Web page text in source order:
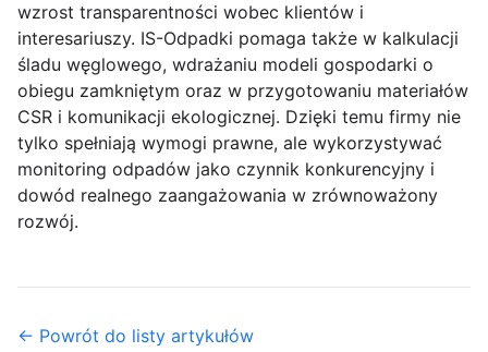
wzrost transparentności wobec klientów i
interesariuszy. IS-Odpadki pomaga także w kalkulacji
śladu węglowego, wdrażaniu modeli gospodarki o
obiegu zamkniętym oraz w przygotowaniu materiałów
CSR i komunikacji ekologicznej. Dzięki temu firmy nie
tylko spełniają wymogi prawne, ale wykorzystywać
monitoring odpadów jako czynnik konkurencyjny i
dowód realnego zaangażowania w zrównoważony
rozwój.
← Powrót do listy artykułów